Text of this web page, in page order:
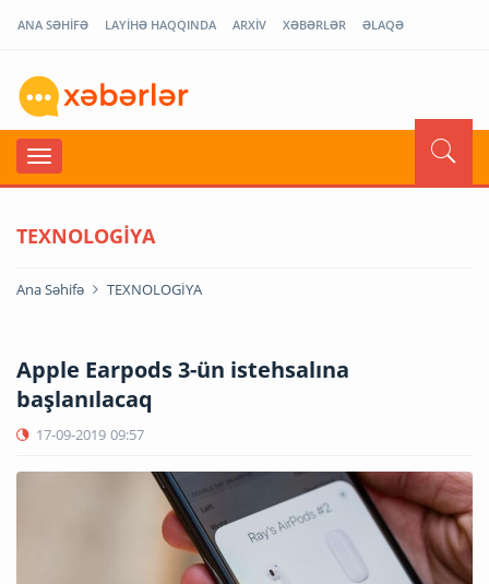
ANA SƏHİFƏ LAYİHƏ HAQQINDA ARXİV XƏBƏRLƏR ƏLAQƏ
TEXNOLOGİYA
Ana Səhifə TEXNOLOGİYA
Apple Earpods 3-ün istehsalına
başlanılacaq
17-09-2019 09:57